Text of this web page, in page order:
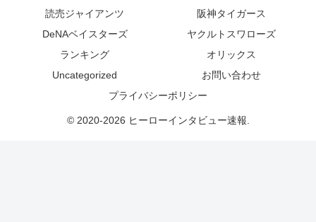
読売ジャイアンツ
阪神タイガース
DeNAベイスターズ
ヤクルトスワローズ
ランキング
オリックス
Uncategorized
お問い合わせ
プライバシーポリシー
© 2020-2026 ヒーローインタビュー速報.